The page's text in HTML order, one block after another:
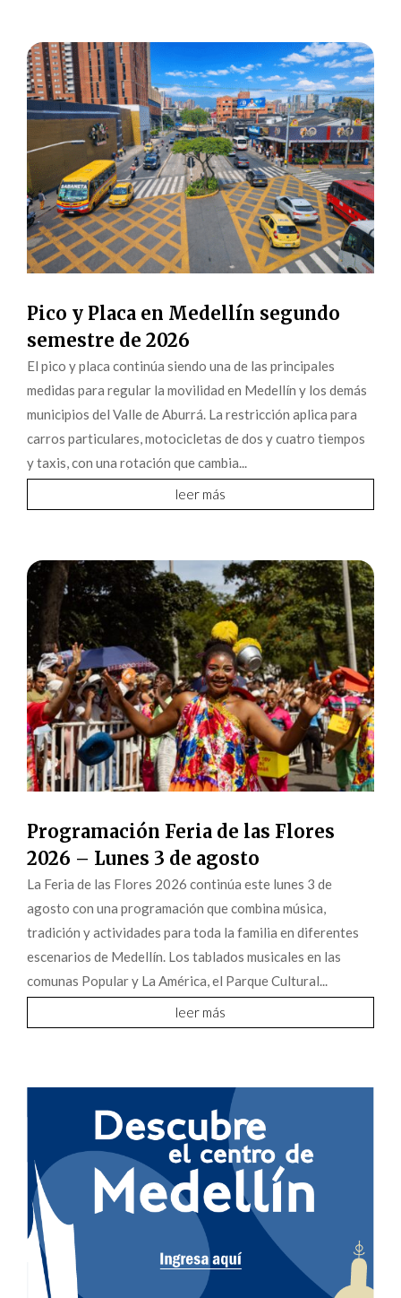
Pico y Placa en Medellín segundo
semestre de 2026
El pico y placa continúa siendo una de las principales
medidas para regular la movilidad en Medellín y los demás
municipios del Valle de Aburrá. La restricción aplica para
carros particulares, motocicletas de dos y cuatro tiempos
y taxis, con una rotación que cambia...
leer más
Programación Feria de las Flores
2026 – Lunes 3 de agosto
La Feria de las Flores 2026 continúa este lunes 3 de
agosto con una programación que combina música,
tradición y actividades para toda la familia en diferentes
escenarios de Medellín. Los tablados musicales en las
comunas Popular y La América, el Parque Cultural...
leer más